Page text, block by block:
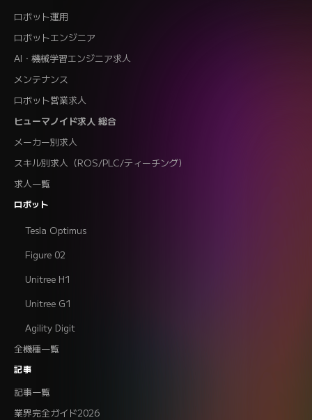
ロボット運用
ロボットエンジニア
AI・機械学習エンジニア求人
メンテナンス
ロボット営業求人
ヒューマノイド求人 総合
メーカー別求人
スキル別求人（ROS/PLC/ティーチング）
求人一覧
ロボット
Tesla Optimus
Figure 02
Unitree H1
Unitree G1
Agility Digit
全機種一覧
記事
記事一覧
業界完全ガイド2026